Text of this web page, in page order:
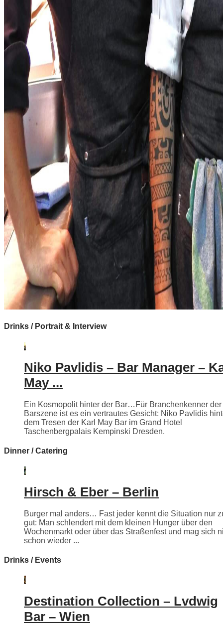
Drinks / Portrait & Interview
Niko Pavlidis – Bar Manager –
May ...
Ein Kosmopolit hinter der Bar…Für Branchenkenner der
Barszene ist es ein vertrautes Gesicht: Niko Pavlidis
dem Tresen der Karl May Bar im Grand Hotel
Taschenbergpalais Kempinski Dresden.
Dinner / Catering
Hirsch & Eber – Berlin
Burger mal anders… Fast jeder kennt die Situation nur
gut: Man schlendert mit dem kleinen Hunger über den
Wochenmarkt oder über das Straßenfest und mag sich
schon wieder ...
Drinks / Events
Destination Collection – Lvdwig
Bar – Wien